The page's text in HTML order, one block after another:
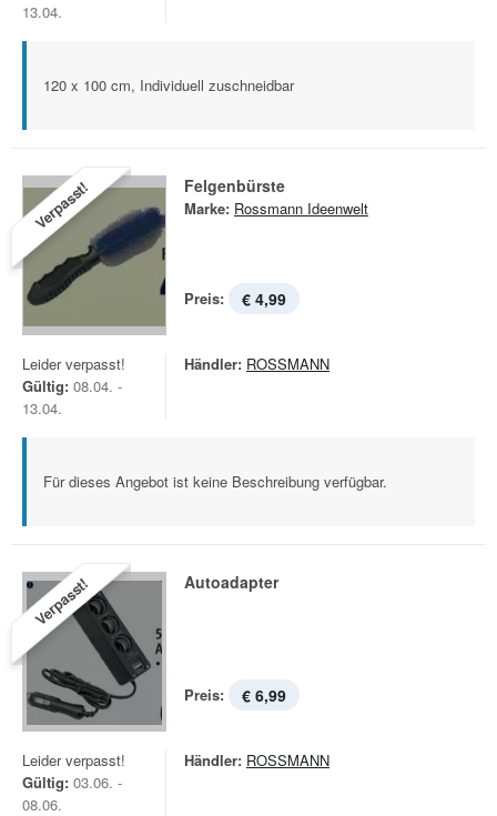
13.04.
120 x 100 cm, Individuell zuschneidbar
Verpasst! Felgenbürste
Marke: Rossmann Ideenwelt
Preis: € 4,99
Leider verpasst!
Gültig: 08.04. -
13.04.
Händler: ROSSMANN
Für dieses Angebot ist keine Beschreibung verfügbar.
Verpasst! Autoadapter
Preis: € 6,99
Leider verpasst!
Gültig: 03.06. -
08.06.
Händler: ROSSMANN